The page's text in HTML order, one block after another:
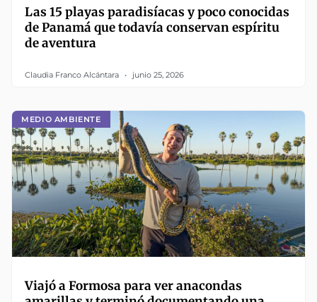
Las 15 playas paradisíacas y poco conocidas
de Panamá que todavía conservan espíritu
de aventura
Claudia Franco Alcántara junio 25, 2026
MEDIO AMBIENTE
Viajó a Formosa para ver anacondas